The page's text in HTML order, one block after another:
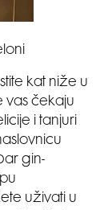
kat niže u
vas čekaju
i tanjuri
gin-
uživati u